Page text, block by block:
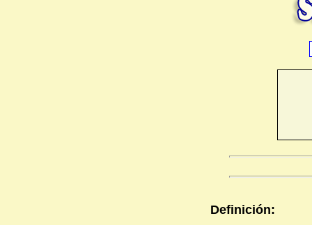
Definición: